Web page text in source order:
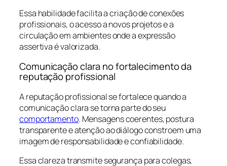
Essa habilidade facilita a criação de conexões
profissionais, o acesso a novos projetos e a
circulação em ambientes onde a expressão
assertiva é valorizada.
Comunicação clara no fortalecimento da
reputação profissional
A reputação profissional se fortalece quando a
comunicação clara se torna parte do seu
comportamento. Mensagens coerentes, postura
transparente e atenção ao diálogo constroem uma
imagem de responsabilidade e confiabilidade.
Essa clareza transmite segurança para colegas,